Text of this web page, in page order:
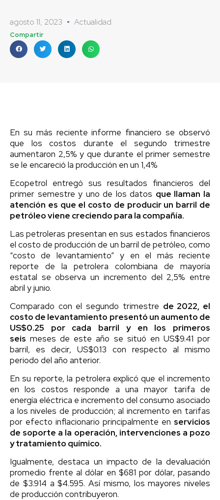
agosto 11, 2023 Actualidad
Compartir
En su más reciente informe financiero se observó
que los costos durante el segundo trimestre
aumentaron 2,5% y que durante el primer semestre
se le encareció la producción en un 1,4%
Ecopetrol entregó sus resultados financieros del
primer semestre y uno de los datos que llaman la
atención es que el costo de producir un barril de
petróleo viene creciendo para la compañía.
Las petroleras presentan en sus estados financieros
el costo de producción de un barril de petróleo, como
“costo de levantamiento” y en el más reciente
reporte de la petrolera colombiana de mayoría
estatal se observa un incremento del 2,5% entre
abril y junio.
Comparado con el segundo trimestre de 2022, el
costo de levantamiento presentó un aumento de
US$0.25 por cada barril y en los primeros
seis meses de este año se situó en US$9.41 por
barril, es decir, US$0.13 con respecto al mismo
periodo del año anterior.
En su reporte, la petrolera explicó que el incremento
en los costos responde a una mayor tarifa de
energía eléctrica e incremento del consumo asociado
a los niveles de producción; al incremento en tarifas
por efecto inflacionario principalmente en servicios
de soporte a la operación, intervenciones a pozo
y tratamiento químico.
Igualmente, destaca un impacto de la devaluación
promedio frente al dólar en $681 por dólar, pasando
de $3.914 a $4.595. Así mismo, los mayores niveles
de producción contribuyeron.